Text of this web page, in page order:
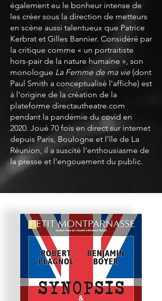
également eu le bonheur intense de
les créer sous la direction de metteurs
en scène aussi talentueux que Patrice
Kerbrat et Gilles Bannier. Considéré par
la critique comme « un portraitiste
hors-pair de la nature humaine », son
monologue La Femme de ma vie(dont
Paul Smith a conceptualisé l'affiche) est
à l'origine de la création de la
plateforme directautheatre.com
pendant la pandémie du covid en
2020. Joué 70 fois en direct sur internet
depuis Paris, Boulogne et l'île de La
Réunion, il a suscité l'enthousiasme de
la presse et l'engouement du public.